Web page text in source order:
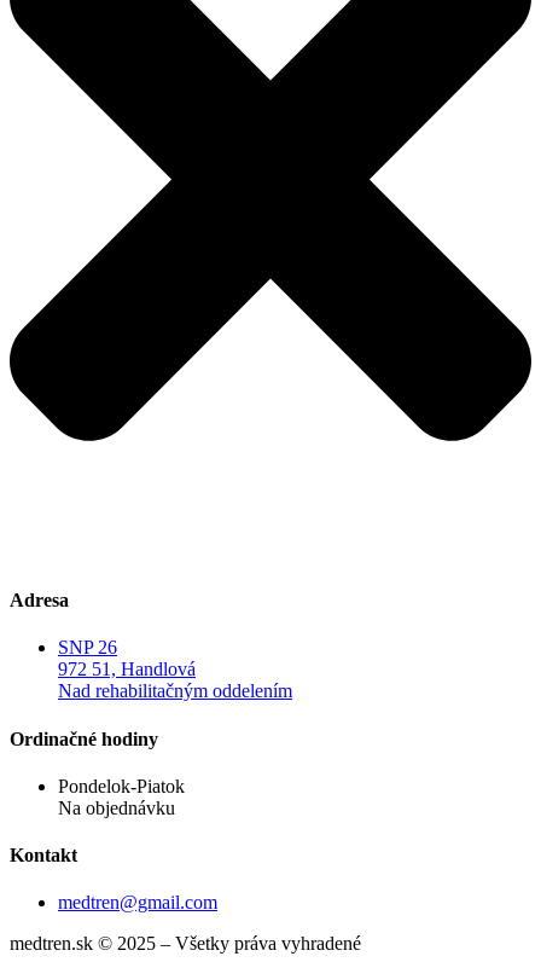
Adresa
SNP 26
972 51, Handlová
Nad rehabilitačným oddelením
Ordinačné hodiny
Pondelok-Piatok
Na objednávku
Kontakt
medtren@gmail.com
medtren.sk © 2025 – Všetky práva vyhradené